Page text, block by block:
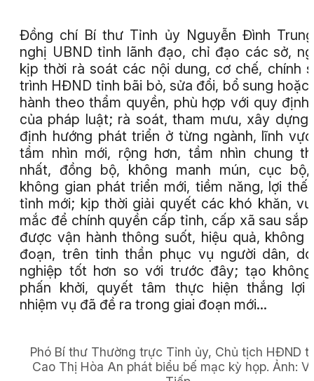
Đồng chí Bí thư Tỉnh ủy Nguyễn Đình
nghị UBND tỉnh lãnh đạo, chỉ đạo các sở,
kịp thời rà soát các nội dung, cơ chế, chính
trình HĐND tỉnh bãi bỏ, sửa đổi, bổ sung hoặc
hành theo thẩm quyền, phù hợp với quy định
của pháp luật; rà soát, tham mưu, xây dựng
định hướng phát triển ở từng ngành, lĩnh
tầm nhìn mới, rộng hơn, tầm nhìn chung
nhất, đồng bộ, không manh mún, cục
không gian phát triển mới, tiềm năng, lợi thế
tỉnh mới; kịp thời giải quyết các khó khăn,
mắc để chính quyền cấp tỉnh, cấp xã sau sắp
được vận hành thông suốt, hiệu quả, không
đoạn, trên tinh thần phục vụ người dân,
nghiệp tốt hơn so với trước đây; tạo
phấn khởi, quyết tâm thực hiện thắng lợi
nhiệm vụ đã đề ra trong giai đoạn mới…
Phó Bí thư Thường trực Tỉnh ủy, Chủ tịch HĐND
Cao Thị Hòa An phát biểu bế mạc kỳ họp. Ảnh: